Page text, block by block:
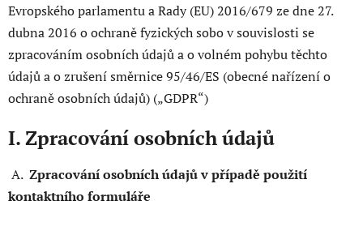
Evropského parlamentu a Rady (EU) 2016/679 ze dne 27.
dubna 2016 o ochraně fyzických sobo v souvislosti se
zpracováním osobních údajů a o volném pohybu těchto
údajů a o zrušení směrnice 95/46/ES (obecné nařízení o
ochraně osobních údajů) („GDPR“)
I. Zpracování osobních údajů
A. Zpracování osobních údajů v případě použití
kontaktního formuláře